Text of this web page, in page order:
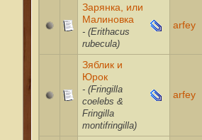
Зарянка, или
Малиновка
- (Erithacus
rubecula)
arfey
Зяблик и
Юрок
- (Fringilla
coelebs &
Fringilla
montifringilla)
arfey